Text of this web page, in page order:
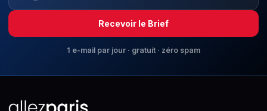
Recevoir le Brief
1 e-mail par jour · gratuit · zéro spam